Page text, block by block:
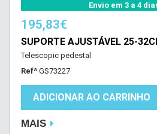
Envio em 3 a 4
195,83€
SUPORTE AJUSTÁVEL 25-
Telescopic pedestal
Refª GS73227
ADICIONAR AO CARRINHO
MAIS